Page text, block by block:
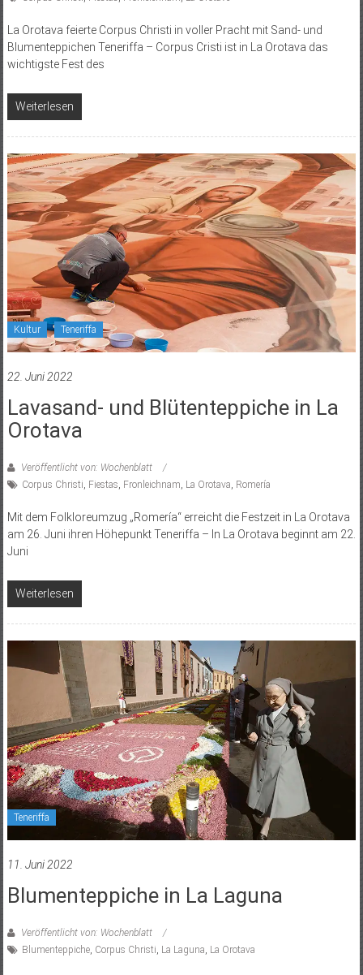
La Orotava feierte Corpus Christi in voller Pracht mit Sand- und
Blumenteppichen Teneriffa – Corpus Cristi ist in La Orotava das
wichtigste Fest des
Weiterlesen
Kultur Teneriffa
22. Juni 2022
Lavasand- und Blütenteppiche in La
Orotava
Veröffentlicht von: Wochenblatt
Corpus Christi, Fiestas, Fronleichnam, La Orotava, Romería
Mit dem Folkloreumzug „Romería“ erreicht die Festzeit in La Orotava
am 26. Juni ihren Höhepunkt Teneriffa – In La Orotava beginnt am 22.
Juni
Weiterlesen
Teneriffa
11. Juni 2022
Blumenteppiche in La Laguna
Veröffentlicht von: Wochenblatt
Blumenteppiche, Corpus Christi, La Laguna, La Orotava